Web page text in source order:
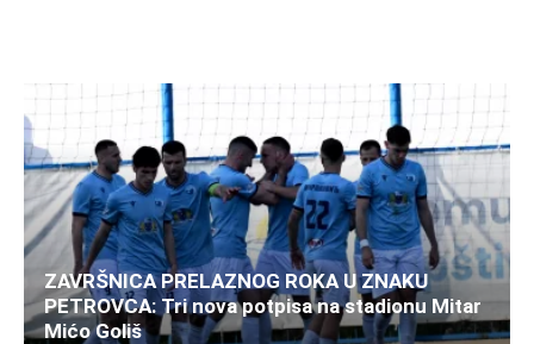
ZAVRŠNICA PRELAZNOG ROKA U ZNAKU
PETROVCA: Tri nova potpisa na stadionu Mitar
Mićo Goliš